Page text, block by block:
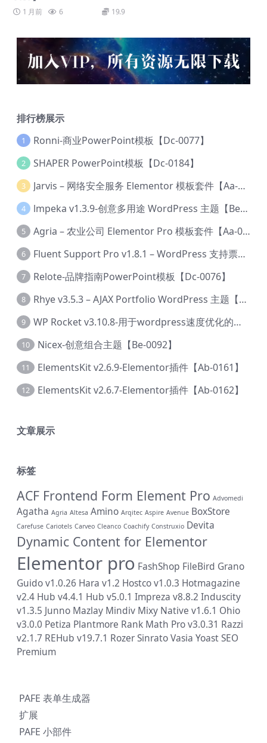
1 月前 6 19.9
排行榜展示
1 Ronni-商业PowerPoint模板【Dc-0077】
2 SHAPER PowerPoint模板【Dc-0184】
3 Jarvis – 网络安全服务 Elementor 模板套件【Aa-0035】
4 lmpeka v1.3.9-创意多用途 WordPress 主题【Be-0064】
5 Agria – 农业公司 Elementor Pro 模板套件【Aa-0003】
6 Fluent Support Pro v1.8.1 – WordPress 支持票务系统【Cc-0041】
7 Relote-品牌指南PowerPoint模板【Dc-0076】
8 Rhye v3.5.3 – AJAX Portfolio WordPress 主题【Bi-0049】
9 WP Rocket v3.10.8-用于wordpress速度优化的缓存加速插件【Cd-0019】
10 Nicex-创意组合主题【Be-0092】
11 ElementsKit v2.6.9-Elementor插件【Ab-0161】
12 ElementsKit v2.6.7-Elementor插件【Ab-0162】
文章展示
标签
ACF Frontend Form Element Pro Advomedi
Agatha Agria Altesa Amino Arqitec Aspire Avenue BoxStore
Carefuse Cariotels Carveo Cleanco Coachify Construxio Devita
Dynamic Content for Elementor
Elementor pro FashShop FileBird Grano
Guido v1.0.26 Hara v1.2 Hostco v1.0.3 Hotmagazine
v2.4 Hub v4.4.1 Hub v5.0.1 Impreza v8.8.2 Induscity
v1.3.5 Junno Mazlay Mindiv Mixy Native v1.6.1 Ohio
v3.0.0 Petiza Plantmore Rank Math Pro v3.0.31 Razzi
v2.1.7 REHub v19.7.1 RozerSinratoVasia Yoast SEO
Premium
PAFE 表单生成器
扩展
PAFE 小部件